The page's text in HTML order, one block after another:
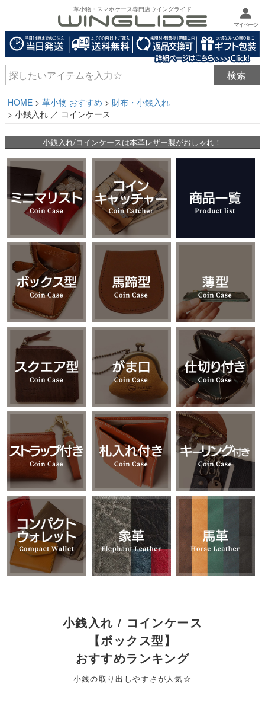
革小物・スマホケース専門店ウイングライド
マイページ
HOME 革小物 おすすめ
財布・小銭入れ
小銭入れ ／ コインケース
小銭入れ/コインケースは本革レザー製がおしゃれ！
小銭入れ / コインケース
【ボックス型】
おすすめランキング
小銭の取り出しやすさが人気☆